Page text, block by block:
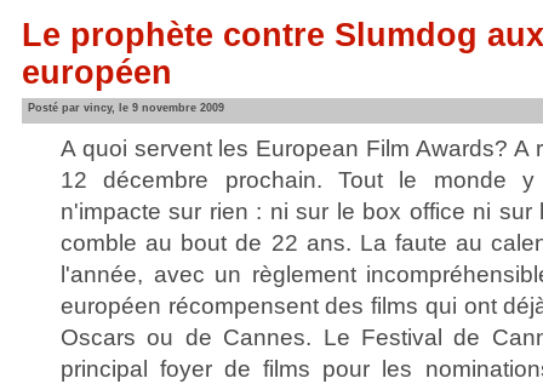
Le prophète contre Slumdog
européen
Posté par vincy, le 9 novembre 2009
A quoi servent les European Film Awards? A
12 décembre prochain. Tout le monde
n'impacte sur rien : ni sur le box office ni sur
comble au bout de 22 ans. La faute au
l'année, avec un règlement
européen récompensent des films qui ont
Oscars ou de Cannes. Le Festival de
principal foyer de films pour les